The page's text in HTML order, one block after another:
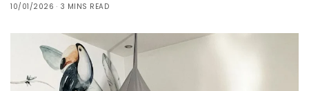
10/01/2026
3 MINS READ